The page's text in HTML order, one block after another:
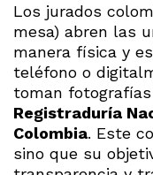
Los jurados
mesa) abren las
manera física y
teléfono o
toman
Registraduría
Colombia. Este
sino que su